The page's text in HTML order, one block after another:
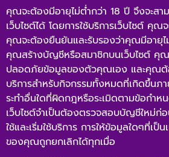
คุณจะต้องมีอายุไม่ต่ำกว่า 18 ปี จึงจะสา
เว็บไซต์ได้ โดยการใช้บริการเว็บไซต์ คุ
คุณจะต้องยืนยันและรับรองว่าคุณมีอายุไ
คุณสร้างบัญชีหรือสมาชิกบนเว็บไซต์ คุณ
ปลอดภัยข้อมูลของตัวคุณเอง และคุณต้
บริการสำหรับกิจกรรมทั้งหมดที่เกิดขึ้น
ระทำอื่นใดที่ผิดกฎหรือระเมิดตามข้อกำห
เว็บไซต์จำเป็นต้องตรวจสอบบัญชีใหม่
ใช้และเริ่มใช้บริการ การให้ข้อมูลใดๆที่เ
ของคุณถูกยกเลิกได้ทุกเมื่อ